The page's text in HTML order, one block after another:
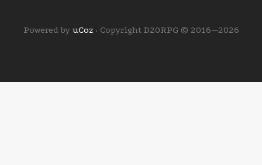
Powered by uCoz· Copyright D20RPG © 2016—2026